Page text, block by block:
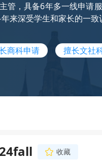
管，具备6年多一线申请
来深受学生和家长的一致
商科申请 擅长文社
收藏